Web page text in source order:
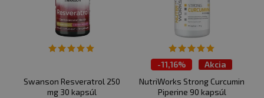
Swanson Resveratrol 250
mg 30 kapsúl
-11,16%
Akcia
NutriWorks Strong Curcumin
Piperine 90 kapsúl